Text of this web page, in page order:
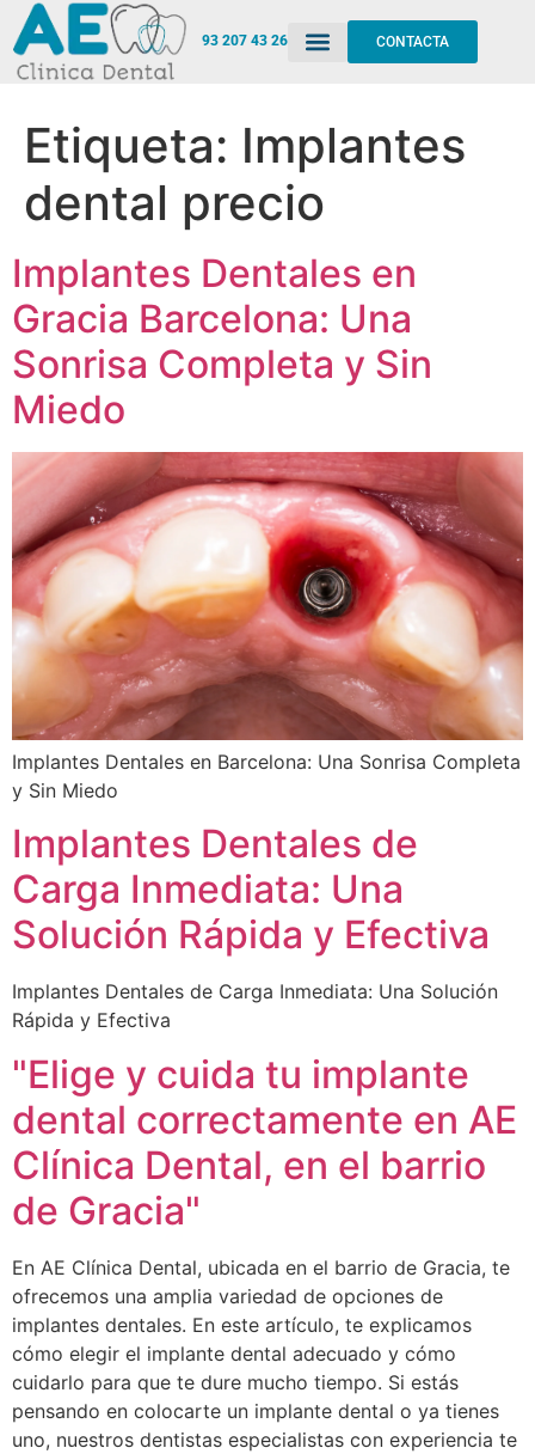
93 207 43 26 CONTACTA
Etiqueta: Implantes
dental precio
Implantes Dentales en
Gracia Barcelona: Una
Sonrisa Completa y Sin
Miedo
Implantes Dentales en Barcelona: Una Sonrisa Completa
y Sin Miedo
Implantes Dentales de
Carga Inmediata: Una
Solución Rápida y Efectiva
Implantes Dentales de Carga Inmediata: Una Solución
Rápida y Efectiva
"Elige y cuida tu implante
dental correctamente en AE
Clínica Dental, en el barrio
de Gracia"
En AE Clínica Dental, ubicada en el barrio de Gracia, te
ofrecemos una amplia variedad de opciones de
implantes dentales. En este artículo, te explicamos
cómo elegir el implante dental adecuado y cómo
cuidarlo para que te dure mucho tiempo. Si estás
pensando en colocarte un implante dental o ya tienes
uno, nuestros dentistas especialistas con experiencia te